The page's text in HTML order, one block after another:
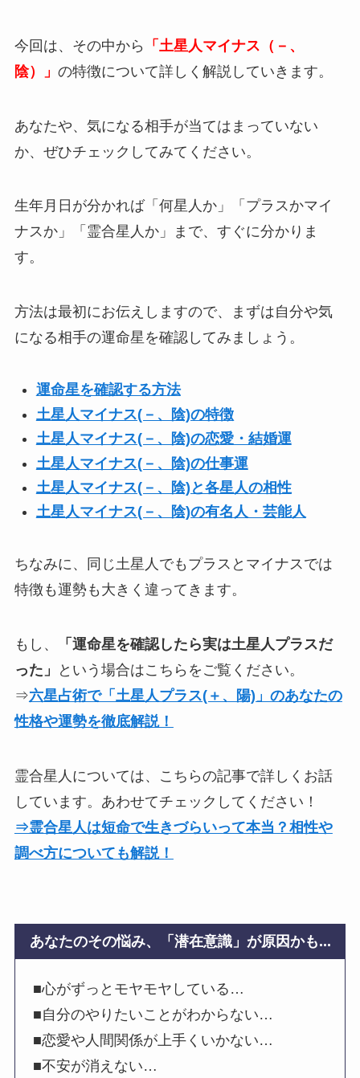
今回は、その中から
「土星人マイナス（－、
陰）」 の特徴について詳しく解説していきます。
あなたや、気になる相手が当てはまっていない
か、ぜひチェックしてみてください。
生年月日が分かれば「何星人か」「プラスかマイ
ナスか」「霊合星人か」まで、すぐに分かりま
す。
方法は最初にお伝えしますので、まずは自分や気
になる相手の運命星を確認してみましょう。
運命星を確認する方法
土星人マイナス(－、陰)の特徴
土星人マイナス(－、陰)の恋愛・結婚運
土星人マイナス(－、陰)の仕事運
土星人マイナス(－、陰)と各星人の相性
土星人マイナス(－、陰)の有名人・芸能人
ちなみに、同じ土星人でもプラスとマイナスでは
特徴も運勢も大きく違ってきます。
もし、
「運命星を確認したら実は土星人プラスだ
った」
という場合はこちらをご覧ください。
⇒六星占術で「土星人プラス(＋、陽)」のあなたの
性格や運勢を徹底解説！
霊合星人については、こちらの記事で詳しくお話
しています。あわせてチェックしてください！
⇒霊合星人は短命で生きづらいって本当？相性や
調べ方についても解説！
あなたのその悩み、「潜在意識」が原因かも...
■心がずっとモヤモヤしている…
■自分のやりたいことがわからない…
■恋愛や人間関係が上手くいかない…
■不安が消えない…